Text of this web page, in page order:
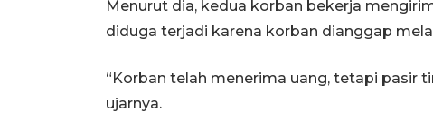
Menurut dia, kedua korban bekerja
diduga terjadi karena korban dianggap
“Korban telah menerima uang, tetapi pasir
ujarnya.